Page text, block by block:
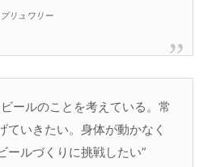
リュワリー
ールのことを考えている。常
ていきたい。身体が動かなく
ールづくりに挑戦したい”